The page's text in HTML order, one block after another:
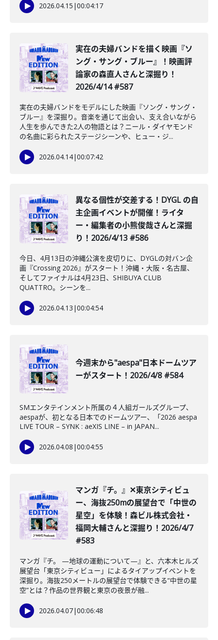
2026.04.15 |00:04:17
実在の夫婦バンドを描く映画『ソ
ング・サング・ブルー』！映画評
論家の森直人さんと深掘り！
2026/4/14 #587
実在の夫婦バンドをモデルにした映画『ソング・サング・
ブルー』を深掘り。音楽を通じて出会い、支え合いながら
人生を歩んできた2人の物語とは？ニール・ダイヤモンド
の名曲に彩られたステージシーンや、ヒュー・ジ...
2026.04.14|00:07:42
異なる個性が交差する！DYGL の自
主企画イベントが開催！ライタ
ー・編集者の小熊俊哉さんと深掘
り！2026/4/13 #586
今日、4月13日の沖縄公演を皮切りに、DYGLの対バン企
画『Crossing 2026』がスタート！沖縄・大阪・名古屋、
そしてファイナルは4月23日、SHIBUYA CLUB
QUATTRO。シーンを...
2026.04.13 |00:04:54
今週末から"aespa"日本ドームツア
ーがスタート！2026/4/8 #584
SMエンタテインメント所属の４人組ガールズグループ、
aespaが、初となる日本でのドームツアー、「2026 aespa
LIVE TOUR – SYNK : aeXIS LINE – in JAPAN...
2026.04.08 |00:04:55
️マンガ『チ。』✕東京シティビュ
ー、海抜250mの展望台で「中世の
星空」を体験！森ビル株式会社・
福岡大輔さんと深掘り！2026/4/7
#583
マンガ『チ。 —地球の運動について—』と、六本木ヒルズ
展望台「東京シティビュー」によるタイアップイベントを
深掘り。海抜250メートルの展望台で体験できる“中世の星
空”とは？作品の世界観と東京の夜景が融...
2026.04.07|00:06:48